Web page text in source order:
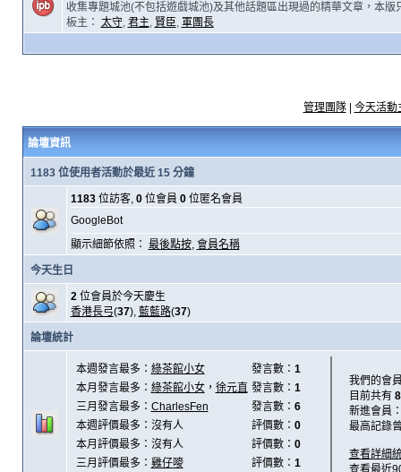
收集專題城池(不包括遊戲城池)及其他話題區出現過的精華文章，本版
板主： 太守, 君主, 賢臣, 軍團長
管理團隊| 今天活動
論壇資訊
1183 位使用者活動於最近 15 分鐘
1183位訪客, 0位會員 0位匿名會員
GoogleBot
顯示細節依照： 最後點按, 會員名稱
今天生日
2位會員於今天慶生
香港長弓(37), 藍藍路(37)
論壇統計
本週發言最多： 綠茶館小女 發言數： 1
本月發言最多： 綠茶館小女， 徐元直 發言數： 1
三月發言最多： CharlesFen 發言數： 6
本週評價最多：沒有人
評價數： 0
本月評價最多：沒有人
評價數： 0
三月評價最多： 雞仔嘜 評價數： 1
我們的會
目前共有
新進會員
最高記錄
查看詳細
查看最近